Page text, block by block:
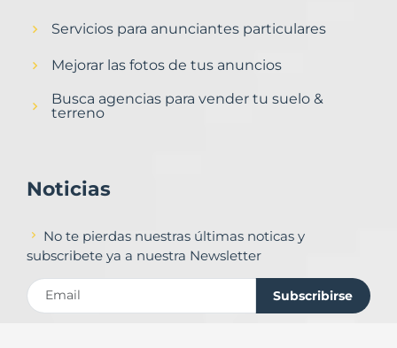
Servicios para anunciantes particulares
Mejorar las fotos de tus anuncios
Busca agencias para vender tu suelo &
terreno
Noticias
No te pierdas nuestras últimas noticas y
subscribete ya a nuestra Newsletter
Subscribirse